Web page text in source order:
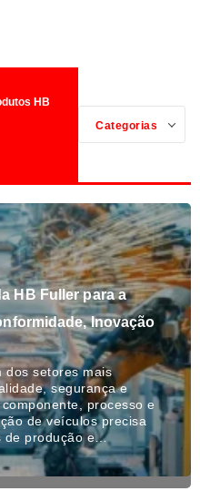
HB
Categorias
HB Fuller para a
Inovação
dos setores mais
segurança e
processo e
de veículos precisa
de produção e…